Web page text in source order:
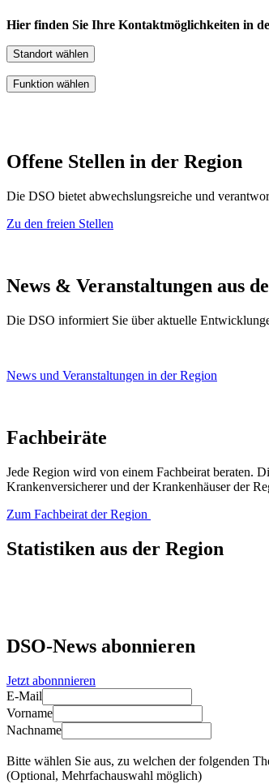
Hier finden Sie Ihre Kontaktmöglichkeiten in
Standort wählen
Funktion wählen
​Offene Stellen in der Region
Die DSO bietet abwechslungsreiche und
Zu den freien Ste​llen
News & Veranstaltungen aus
Die DSO informiert Sie üb​er aktuelle
News und Veranstaltungen in der Region
​Fachbeiräte
Jede Region wird von einem Fachbeirat beraten.
Krankenversicherer und der Krankenhäuser der
Zum Fachbeirat der Region
Statistiken aus der Region
DSO-News abonnieren
Jetzt abonnnieren
E-Mail
Vorname
Nachname
Bitte wählen Sie aus, zu welchen der folgenden
(Optional, Mehrfachauswahl möglich)